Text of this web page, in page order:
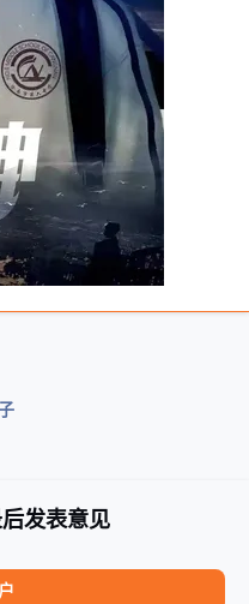
发表意见